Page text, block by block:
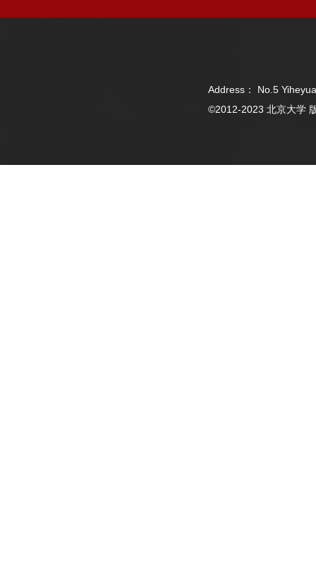
Address： No.5
©2012-2023 北京大学